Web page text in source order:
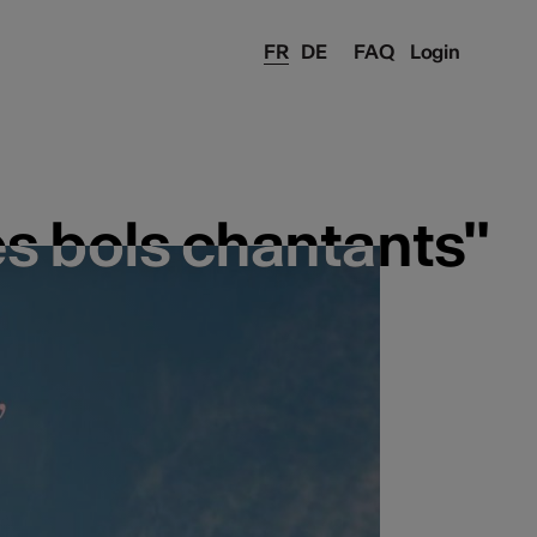
FAQ Login
FR DE
bols chantants"
bols chantants"